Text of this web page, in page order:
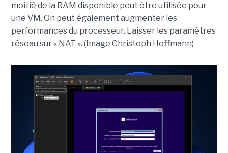
moitié de la RAM disponible peut être utilisée pour
une VM. On peut également augmenter les
performances du processeur. Laisser les paramètres
réseau sur « NAT ». (Image Christoph Hoffmann)